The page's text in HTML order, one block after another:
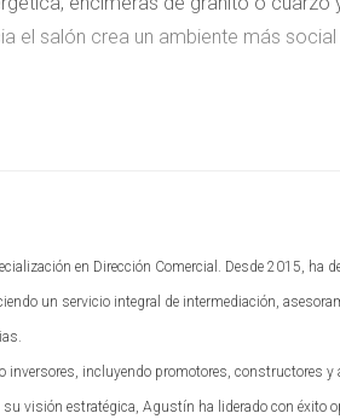
el salón crea un ambiente más
disminuye los gastos en
de ventanas dobles o triples
puede ser un gran atractivo. Ya sea
Añadir muebles cómodos,
en Dirección Comercial. Desde 2015, ha
un servicio integral de intermediación,
inversores, incluyendo promotores, constructores
visión estratégica, Agustín ha liderado con éxito